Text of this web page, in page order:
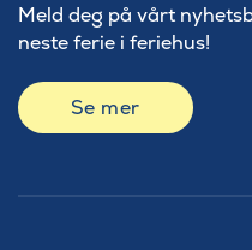
Meld deg på vårt
neste ferie i feriehus!
Se mer